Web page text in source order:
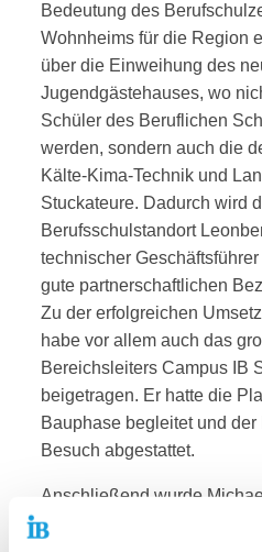
Bedeutung des
Wohnheims für die Region
über die Einweihung des
Jugendgästehauses, wo
Schüler des Beruflichen
werden, sondern auch die
Kälte-Kima-Technik und
Stuckateure. Dadurch wird
Berufsschulstandort
technischer
gute partnerschaftlichen
Zu der erfolgreichen
habe vor allem auch das
Bereichsleiters Campus IB
beigetragen. Er hatte die
Bauphase begleitet und
Besuch abgestattet.
Anschließend wurde
ein überdimensionaler